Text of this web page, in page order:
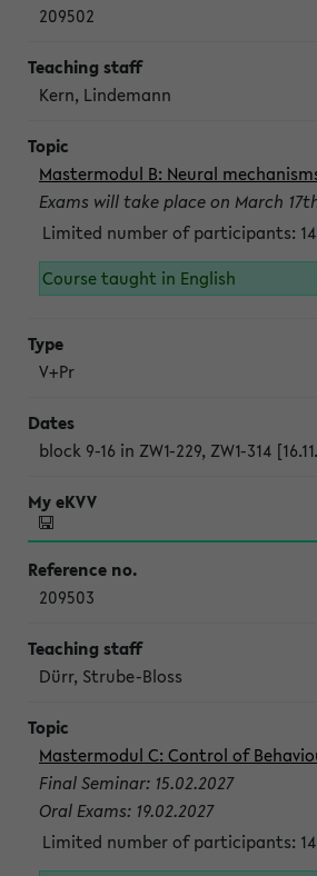
209502
Kern, Lindemann
Mastermodul B: Neural
Exams will take place on March
Limited number of participants: 14
Course taught in English
V+Pr
block 9-16 in ZW1-229, ZW1-314
209503
Dürr, Strube-Bloss
Mastermodul C: Control of
Final Seminar: 15.02.2027
Oral Exams: 19.02.2027
Limited number of participants: 14